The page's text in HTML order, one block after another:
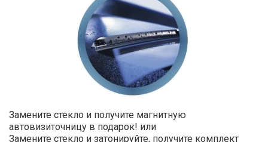
Замените стекло и получите магнитную
автовизиточницу в подарок! или
Замените стекло и затонируйте, получите комплект